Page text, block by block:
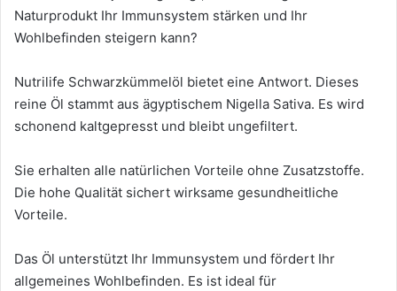
Naturprodukt Ihr Immunsystem stärken und Ihr
Wohlbefinden steigern kann?
Nutrilife Schwarzkümmelöl bietet eine Antwort. Dieses
reine Öl stammt aus ägyptischem Nigella Sativa. Es wird
schonend kaltgepresst und bleibt ungefiltert.
Sie erhalten alle natürlichen Vorteile ohne Zusatzstoffe.
Die hohe Qualität sichert wirksame gesundheitliche
Vorteile.
Das Öl unterstützt Ihr Immunsystem und fördert Ihr
allgemeines Wohlbefinden. Es ist ideal für